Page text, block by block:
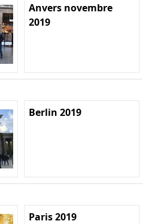
Anvers novembre
2019
Berlin 2019
Paris 2019